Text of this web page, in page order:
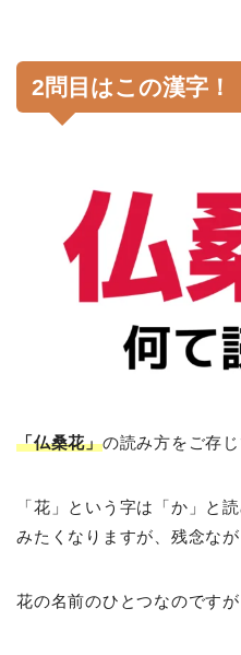
2問目はこの漢字！
「仏桑花」の読み方をご存
「花」という字は「か」と
みたくなりますが、残念なが
花の名前のひとつなのです